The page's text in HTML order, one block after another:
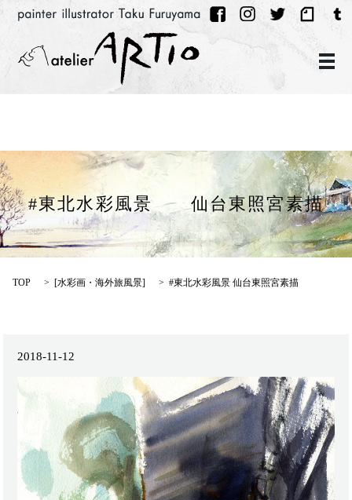
メ
#東北水彩風景 仙台東照宮素描
TOP [水彩画・海外旅風景] #東北水彩風景 仙台東照宮素描
2018-11-12